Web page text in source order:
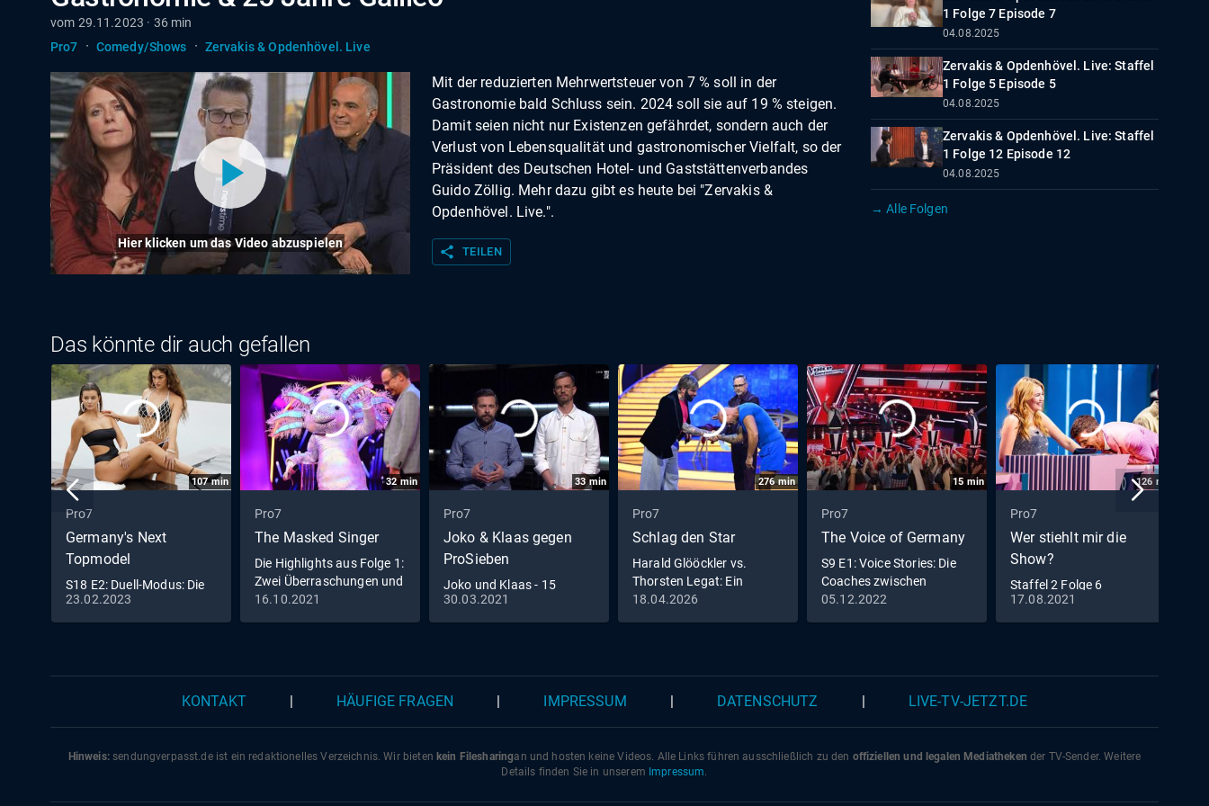
vom 29.11.2023 · 36 min
Pro7
· Comedy/Shows · Zervakis & Opdenhövel. Live
Hier klicken um das Video abzuspielen
Mit der reduzierten Mehrwertsteuer von 7 % soll in der
Gastronomie bald Schluss sein. 2024 soll sie auf 19 % steigen.
Damit seien nicht nur Existenzen gefährdet, sondern auch der
Verlust von Lebensqualität und gastronomischer Vielfalt, so der
Präsident des Deutschen Hotel- und Gaststättenverbandes
Guido Zöllig. Mehr dazu gibt es heute bei "Zervakis &
Opdenhövel. Live.".
share TEILEN
1 Folge 7 Episode 7
04.08.2025
Zervakis & Opdenhövel. Live: Staffel
1 Folge 5 Episode 5
04.08.2025
Zervakis & Opdenhövel. Live: Staffel
1 Folge 12 Episode 12
04.08.2025
→ Alle Folgen
Das könnte dir auch gefallen
107min
Pro7
Germany's Next
Topmodel
S18 E2: Duell-Modus: Die
Models stehen in direkter
Konkurrenz
23.02.2023
32 min
Pro7
The Masked Singer
Die Highlights aus Folge 1:
Zwei Überraschungen und
eine feurig
16.10.2021
33min
Pro7
Joko & Klaas gegen
ProSieben
Joko und Klaas - 15
Minuten Live | Pflege ist
#NichtSelbstverständlich
30.03.2021
276min
Pro7
Schlag den Star
Harald Glööckler vs.
Thorsten Legat: Ein
pompööses Duell mit
18.04.2026
15 min
Pro7
The Voice of Germany
S9 E1: Voice Stories: Die
Coaches zwischen
Ehrfurcht und Neugier
05.12.2022
126 min
Pro7
Wer stiehlt mir die
Show?
Staffel 2 Folge 6
17.08.2021
KONTAKT HÄUFIGE FRAGEN IMPRESSUM DATENSCHUTZ LIVE-TV-JETZT.DE
Hinweis:sendungverpasst.deist ein redaktionelles Verzeichnis. Wir bieten kein Filesharingan und hosten keine Videos. Alle Links führen ausschließlich zu den offiziellen und legalen Mediatheken der TV-Sender. Weitere
Details finden Sie in unserem Impressum.